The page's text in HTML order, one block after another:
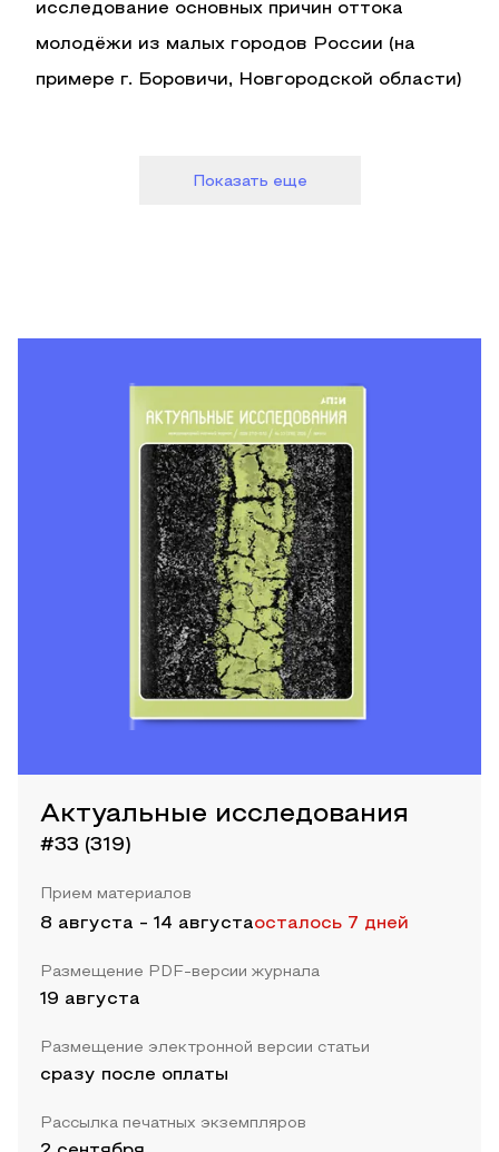
исследование основных причин оттока
молодёжи из малых городов России (на
примере г. Боровичи, Новгородской области)
Показать еще
Актуальные исследования
#33 (319)
Прием материалов
8 августа - 14 августаосталось 7 дней
Размещение PDF-версии журнала
19 августа
Размещение электронной версии статьи
сразу после оплаты
Рассылка печатных экземпляров